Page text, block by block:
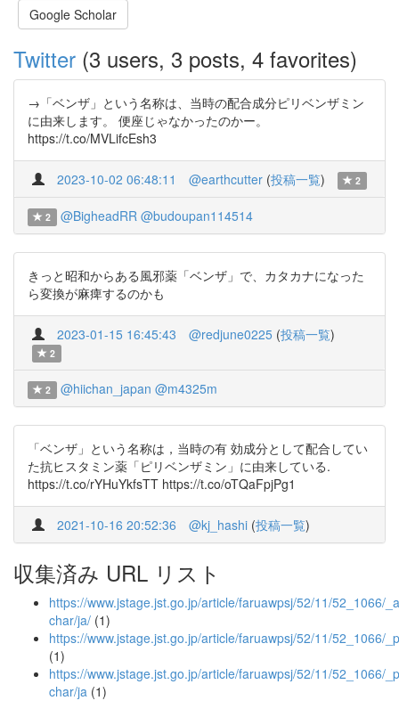
Google Scholar
Twitter (3 users, 3 posts, 4 favorites)
→「ベンザ」という名称は、当時の配合成分ピリベンザミン
に由来します。 便座じゃなかったのかー。
https://t.co/MVLifcEsh3
2023-10-02 06:48:11 @earthcutter (投稿一覧) 2
2 @BigheadRR @budoupan114514
きっと昭和からある風邪薬「ベンザ」で、カタカナになった
ら変換が麻痺するのかも
2023-01-15 16:45:43 @redjune0225 (投稿一覧)
2
2 @hiichan_japan @m4325m
「ベンザ」という名称は，当時の有 効成分として配合してい
た抗ヒスタミン薬「ピリベンザミン」に由来している.
https://t.co/rYHuYkfsTT https://t.co/oTQaFpjPg1
2021-10-16 20:52:36 @kj_hashi (投稿一覧)
収集済み URL リスト
https://www.jstage.jst.go.jp/article/faruawpsj/52/11/52_1066/
char/ja/ (1)
https://www.jstage.jst.go.jp/article/faruawpsj/52/11/52_1066/
(1)
https://www.jstage.jst.go.jp/article/faruawpsj/52/11/52_1066/
char/ja (1)